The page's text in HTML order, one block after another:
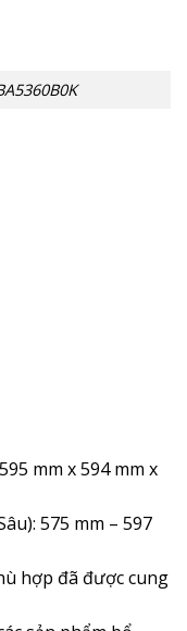
mm x 594 mm x
575 mm – 597
hợp đã được cung